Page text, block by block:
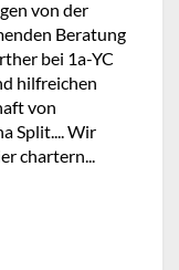
von der
Beratung
bei 1a-YC
hilfreichen
von
Split.... Wir
chartern...